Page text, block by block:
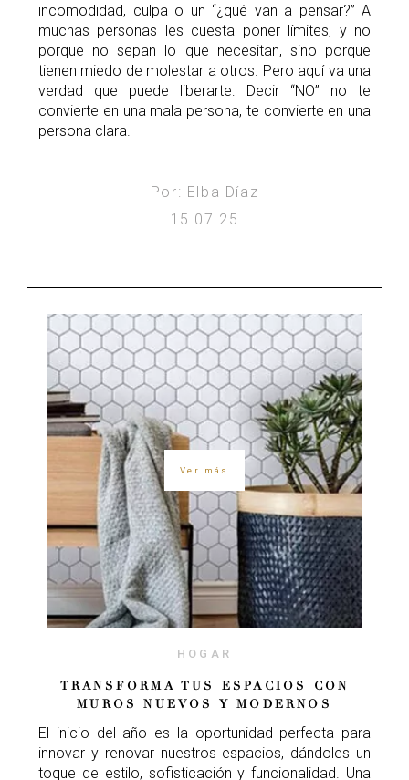
incomodidad, culpa o un “¿qué van a pensar?” A
muchas personas les cuesta poner límites, y no
porque no sepan lo que necesitan, sino porque
tienen miedo de molestar a otros. Pero aquí va una
verdad que puede liberarte: Decir “NO” no te
convierte en una mala persona, te convierte en una
persona clara.
Por: Elba Díaz
15.07.25
Ver más
HOGAR
TRANSFORMA TUS ESPACIOS CON
MUROS NUEVOS Y MODERNOS
El inicio del año es la oportunidad perfecta para
innovar y renovar nuestros espacios, dándoles un
toque de estilo, sofisticación y funcionalidad. Una